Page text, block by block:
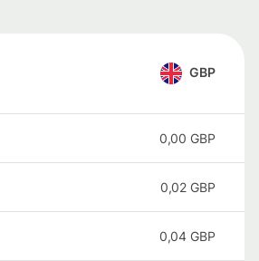
GBP
0,00 GBP
0,02 GBP
0,04 GBP